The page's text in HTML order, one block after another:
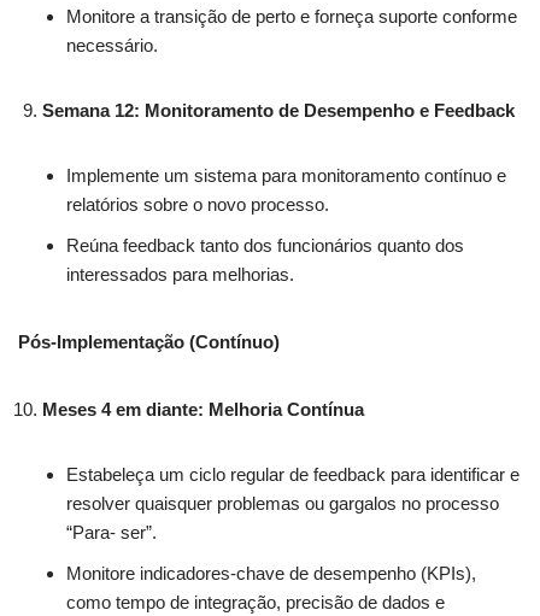
Monitore a transição de perto e forneça suporte conforme
necessário.
Semana 12: Monitoramento de Desempenho e Feedback
Implemente um sistema para monitoramento contínuo e
relatórios sobre o novo processo.
Reúna feedback tanto dos funcionários quanto dos
interessados para melhorias.
Pós-Implementação (Contínuo)
Meses 4 em diante: Melhoria Contínua
Estabeleça um ciclo regular de feedback para identificar e
resolver quaisquer problemas ou gargalos no processo
“Para- ser”.
Monitore indicadores-chave de desempenho (KPIs),
como tempo de integração, precisão de dados e